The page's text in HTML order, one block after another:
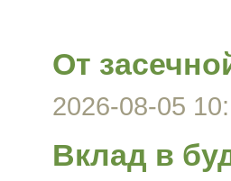
От
2026-08-05
Вклад в